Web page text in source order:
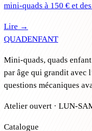
mini-quads à 150 € et
Lire →
QUADENFANT
Mini-quads, quads
par âge qui grandit avec
questions mécaniques
Atelier ouvert · LUN-
Catalogue